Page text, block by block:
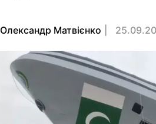
Олександр Матвієнко